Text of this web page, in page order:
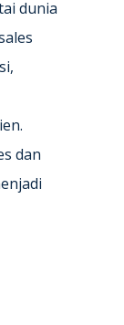
dunia
dan